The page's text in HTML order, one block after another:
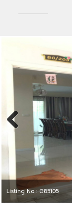
Previous
Listing No : G85105